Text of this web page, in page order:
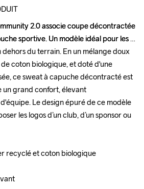
2.0 associe coupe décontractée
sportive. Un modèle idéal pour les
du terrain. En un mélange doux
coton biologique, et doté d'une
ce sweat à capuche décontracté est
un grand confort, élevant
Le design épuré de ce modèle
les logos d’un club, d’un sponsor ou
recyclé et coton biologique
2.0 associe coupe décontractée
sportive. Un modèle idéal pour les
du terrain. En un mélange doux
coton biologique, et doté d'une
ce sweat à capuche décontracté est
un grand confort, élevant
Le design épuré de ce modèle
les logos d’un club, d’un sponsor ou
recyclé et coton biologique